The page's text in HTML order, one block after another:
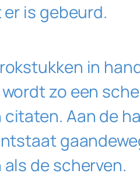
is gebeurd.
in
zo een
Aan de
de scherven.